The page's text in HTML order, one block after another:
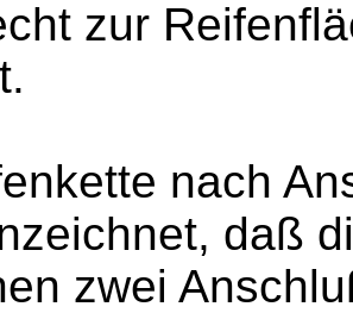
zur
nach
daß
zwei